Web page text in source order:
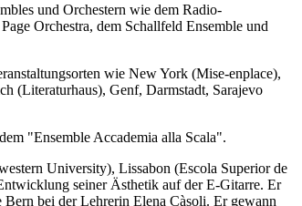
und Orchestern wie dem Radio-
Orchestra, dem Schallfeld Ensemble und
wie New York (Mise-enplace),
(Literaturhaus), Genf, Darmstadt, Sarajevo
"Ensemble Accademia alla Scala".
University), Lissabon (Escola Superior de
seiner Ästhetik auf der E-Gitarre. Er
bei der Lehrerin Elena Càsoli. Er gewann